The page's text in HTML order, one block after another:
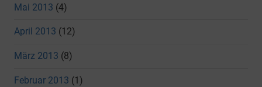
Mai 2013 (4)
April 2013 (12)
März 2013 (8)
Februar 2013 (1)